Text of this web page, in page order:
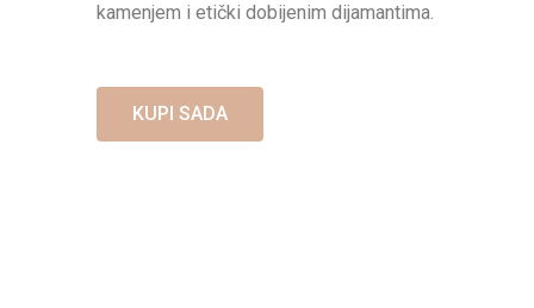
kamenjem i etički dobijenim dijamantima.
KUPI SADA